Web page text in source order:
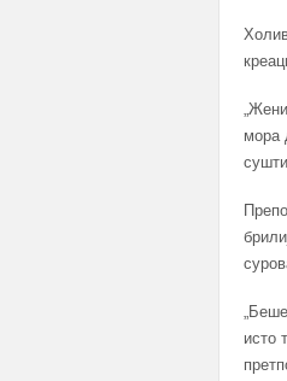
мора
исто